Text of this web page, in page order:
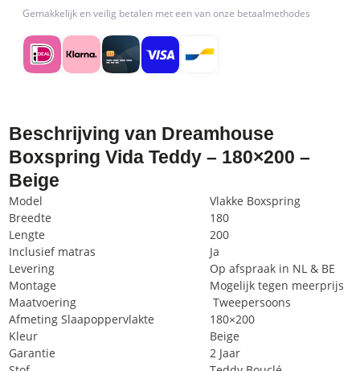
Gemakkelijk en veilig betalen met een van onze betaalmethodes
Beschrijving van Dreamhouse
Boxspring Vida Teddy – 180×200 –
Beige
Model
Vlakke Boxspring
Breedte
180
Lengte
200
Inclusief matras
Ja
Levering
Op afspraak in NL & BE
Montage
Mogelijk tegen meerprijs
Maatvoering
Tweepersoons
Afmeting Slaapoppervlakte
180×200
Kleur
Beige
Garantie
2 Jaar